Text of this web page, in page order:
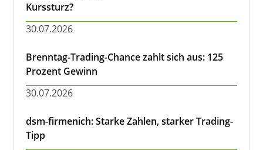
Kurssturz?
30.07.2026
Brenntag-Trading-Chance zahlt sich aus: 125
Prozent Gewinn
30.07.2026
dsm-firmenich: Starke Zahlen, starker Trading-
Tipp